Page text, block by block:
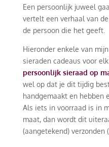
Een persoonlijk juweel
vertelt een verhaal van
de persoon die het geeft.
Hieronder enkele van mijn
sieraden cadeaus voor
persoonlijk sieraad op
wel op dat je dit tijdig
handgemaakt en hebben
Als iets in voorraad is in
maat, dan wordt dit
(aangetekend) verzonden